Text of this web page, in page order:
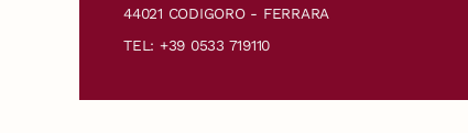
44021 CODIGORO - FERRARA
TEL: +39 0533 719110